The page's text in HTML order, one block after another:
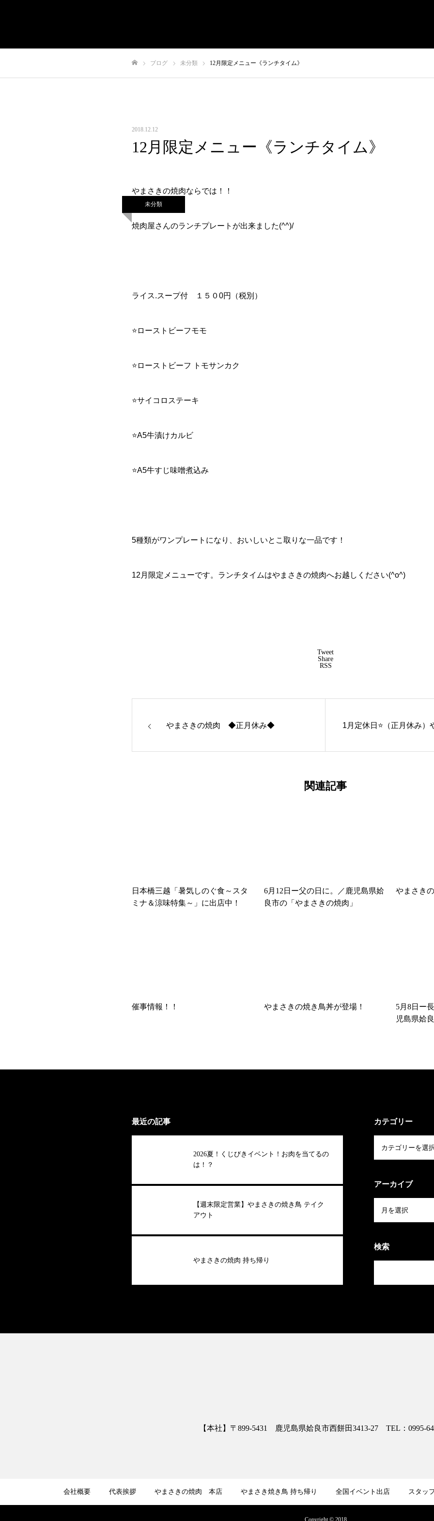
ブログ 未分類 12月限定メニュー《ランチタイム》
2018.12.12
12月限定メニュー《ランチタイム》
未分類
やまさきの焼肉ならでは！！
焼肉屋さんのランチプレートが出来ました(^^)/
ライス.スープ付 １５０0円（税別）
⭐ローストビーフモモ
⭐ローストビーフ トモサンカク
⭐サイコロステーキ
⭐A5牛漬けカルビ
⭐A5牛すじ味噌煮込み
5種類がワンプレートになり、おいしいとこ取りな一品です！
12月限定メニューです。ランチタイムはやまさきの焼肉へお越しください(^o^)
Tweet
Share
RSS
やまさきの焼肉 ◆正月休み◆ 1月定休日⭐（正月休み）
関連記事
日本橋三越「暑気しのぐ食～スタ
ミナ＆涼味特集～」に出店中！
6月12日ー父の日に。／鹿児島県姶
良市の「やまさきの焼肉」
やまさき
催事情報！！ やまさきの焼き鳥丼が登場！
5月8日ー
児島県姶
最近の記事
2026夏！くじびきイベント！お肉を当てるの
は！？
【週末限定営業】やまさきの焼き鳥 テイク
アウト
やまさきの焼肉 持ち帰り
カテゴリー
アーカイブ
検索
【本社】〒899-5431 鹿児島県姶良市西餅田3413-27 TEL：0995-
会社概要 代表挨拶 やまさきの焼肉 本店 やまさき焼き鳥 持ち帰り 全国イベント出店 スタッ
Copyright © 2018